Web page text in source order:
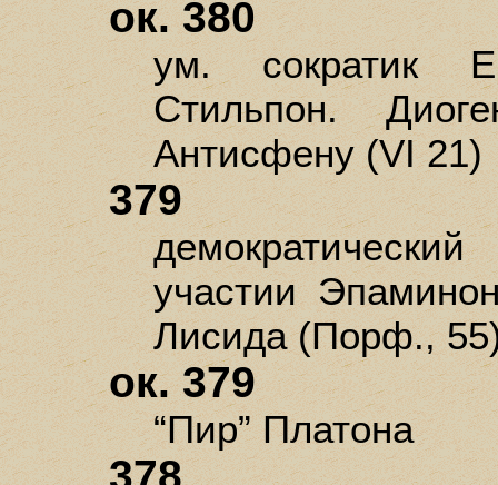
ок. 380
ум. сократик
Стильпон.
Антисфену (VI 21)
379
участии
Лисида (Порф.,
ок. 379
“Пир” Платона
378